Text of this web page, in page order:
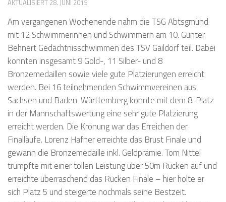
AKTUALISIERT 28. JUNI 2015
Am vergangenen Wochenende nahm die TSG Abtsgmünd
mit 12 Schwimmerinnen und Schwimmern am 10. Günter
Behnert Gedächtnisschwimmen des TSV Gaildorf teil. Dabei
konnten insgesamt 9 Gold-, 11 Silber- und 8
Bronzemedaillen sowie viele gute Platzierungen erreicht
werden. Bei 16 teilnehmenden Schwimmvereinen aus
Sachsen und Baden-Württemberg konnte mit dem 8. Platz
in der Mannschaftswertung eine sehr gute Platzierung
erreicht werden. Die Krönung war das Erreichen der
Finalläufe. Lorenz Hafner erreichte das Brust Finale und
gewann die Bronzemedaille inkl. Geldprämie. Tom Nittel
trumpfte mit einer tollen Leistung über 50m Rücken auf und
erreichte überraschend das Rücken Finale – hier holte er
sich Platz 5 und steigerte nochmals seine Bestzeit.